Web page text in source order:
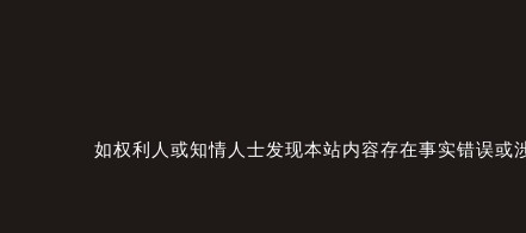
如权利人或知情人士发现本站内容存在事实错误或